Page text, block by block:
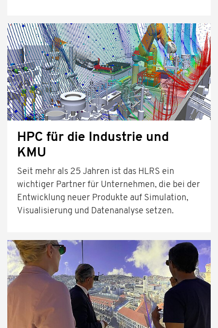
HPC für die Industrie und
KMU
Seit mehr als 25 Jahren ist das HLRS ein
wichtiger Partner für Unternehmen, die bei der
Entwicklung neuer Produkte auf Simulation,
Visualisierung und Datenanalyse setzen.